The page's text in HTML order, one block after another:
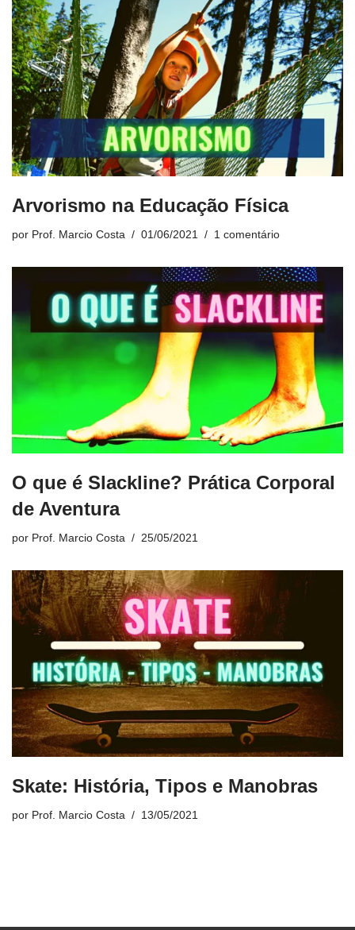
Arvorismo na Educação Física
por Prof. Marcio Costa 01/06/2021 1 comentário
O que é Slackline? Prática Corporal
de Aventura
por Prof. Marcio Costa 25/05/2021
Skate: História, Tipos e Manobras
por Prof. Marcio Costa 13/05/2021